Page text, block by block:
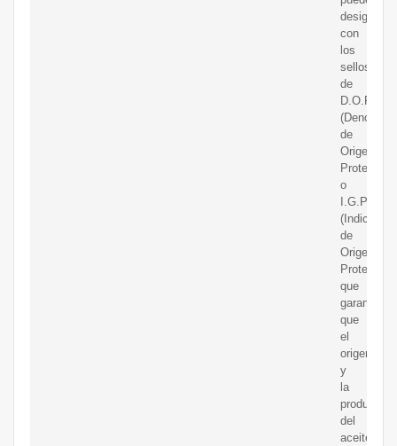
designar
con
los
sellos
de
D.O.P.
de
Origen
Protegida)
o
I.G.P.
(Indicación
de
Origen
Protegida)
que
garantizan
que
el
origen
y
la
producción
del
aceite